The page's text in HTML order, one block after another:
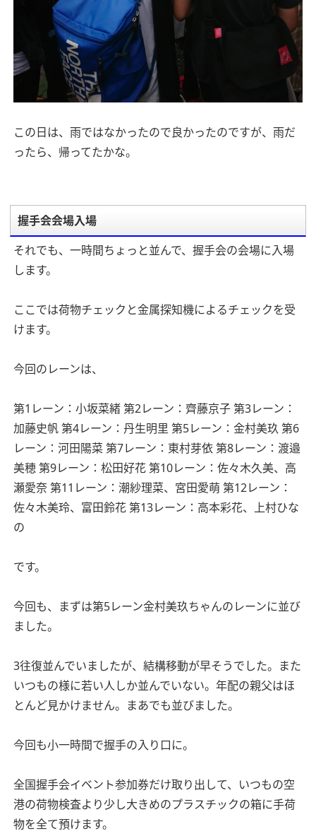
この日は、雨ではなかったので良かったのですが、雨だ
ったら、帰ってたかな。
握手会会場入場
それでも、一時間ちょっと並んで、握手会の会場に入場
します。
ここでは荷物チェックと金属探知機によるチェックを受
けます。
今回のレーンは、
第1レーン：小坂菜緒第2レーン：齊藤京子第3レーン：
加藤史帆第4レーン：丹生明里 第5レーン：金村美玖 第6
レーン：河田陽菜第7レーン：東村芽依 第8レーン：渡邉
美穂 第9レーン：松田好花第10レーン：佐々木久美、高
瀬愛奈第11レーン：潮紗理菜、宮田愛萌 第12レーン：
佐々木美玲、富田鈴花第13レーン：高本彩花、上村ひな
の
です。
今回も、まずは第5レーン金村美玖ちゃんのレーンに並び
ました。
3往復並んでいましたが、結構移動が早そうでした。また
いつもの様に若い人しか並んでいない。年配の親父はほ
とんど見かけません。まあでも並びました。
今回も小一時間で握手の入り口に。
全国握手会イベント参加券だけ取り出して、いつもの空
港の荷物検査より少し大きめのプラスチックの箱に手荷
物を全て預けます。